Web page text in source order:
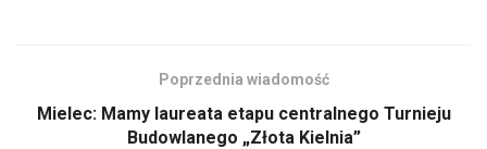
Poprzednia wiadomość
Mielec: Mamy laureata etapu centralnego Turnieju
Budowlanego „Złota Kielnia”